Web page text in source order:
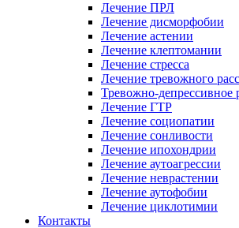
Лечение ПРЛ
Лечение дисморфобии
Лечение астении
Лечение клептомании
Лечение стресса
Лечение тревожного
Тревожно-депрессивное
Лечение ГТР
Лечение социопатии
Лечение сонливости
Лечение ипохондрии
Лечение аутоагрессии
Лечение неврастении
Лечение аутофобии
Лечение циклотимии
Контакты